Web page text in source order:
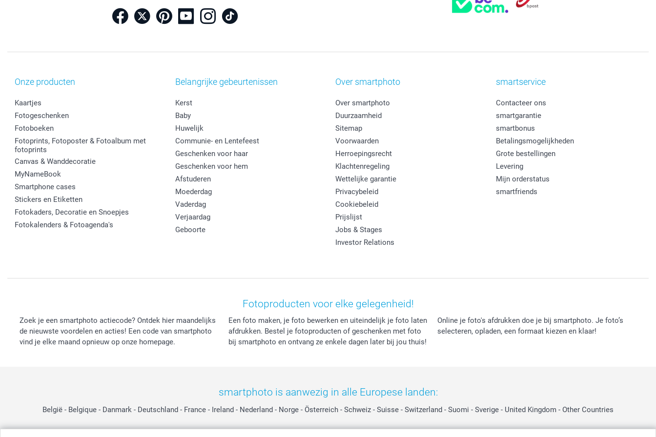
Onze producten
Kaartjes
Fotogeschenken
Fotoboeken
Fotoprints, Fotoposter & Fotoalbum met
fotoprints
Canvas & Wanddecoratie
MyNameBook
Smartphone cases
Stickers en Etiketten
Fotokaders, Decoratie en Snoepjes
Fotokalenders & Fotoagenda's
Belangrijke gebeurtenissen
Kerst
Baby
Huwelijk
Communie- en Lentefeest
Geschenken voor haar
Geschenken voor hem
Afstuderen
Moederdag
Vaderdag
Verjaardag
Geboorte
Over smartphoto
Over smartphoto
Duurzaamheid
Sitemap
Voorwaarden
Herroepingsrecht
Klachtenregeling
Wettelijke garantie
Privacybeleid
Cookiebeleid
Prijslijst
Jobs & Stages
Investor Relations
smartservice
Contacteer ons
smartgarantie
smartbonus
Betalingsmogelijkheden
Grote bestellingen
Levering
Mijn orderstatus
smartfriends
Fotoproducten voor elke gelegenheid!
Zoek je een smartphoto actiecode? Ontdek hier maandelijks
de nieuwste voordelen en acties! Een code van smartphoto
vind je elke maand opnieuw op onze homepage.
Een foto maken, je foto bewerken en uiteindelijk je foto laten
afdrukken. Bestel je fotoproducten of geschenken met foto
bij smartphoto en ontvang ze enkele dagen later bij jou thuis!
Online je foto's afdrukken doe je bij smartphoto. Je foto’s
selecteren, opladen, een formaat kiezen en klaar!
smartphoto is aanwezig in alle Europese landen:
België - Belgique - Danmark - Deutschland - France - Ireland - Nederland - Norge - Österreich - Schweiz - Suisse - Switzerland - Suomi - Sverige - United Kingdom - Other Countries